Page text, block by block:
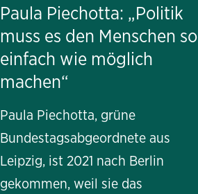
Paula Piechotta: „Politik
muss es den Menschen so
einfach wie möglich
machen“
Paula Piechotta, grüne
Bundestagsabgeordnete aus
Leipzig, ist 2021 nach Berlin
gekommen, weil sie das